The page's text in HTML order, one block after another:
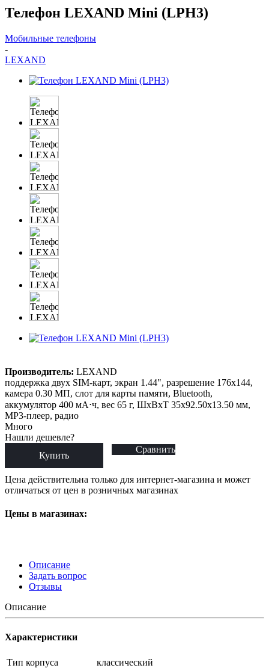
Телефон LEXAND Mini (LPH3)
Мобильные телефоны
-
LEXAND
Производитель: LEXAND
поддержка двух SIM-карт, экран 1.44", разрешение 176x144,
камера 0.30 МП, слот для карты памяти, Bluetooth,
аккумулятор 400 мА⋅ч, вес 65 г, ШxВxТ 35x92.50x13.50 мм,
MP3-плеер, радио
Много
Нашли дешевле?
Купить
Сравнить
Цена действительна только для интернет-магазина и может
отличаться от цен в розничных магазинах
Цены в магазинах:
Описание
Задать вопрос
Отзывы
Описание
Характеристики
Тип корпуса
классический